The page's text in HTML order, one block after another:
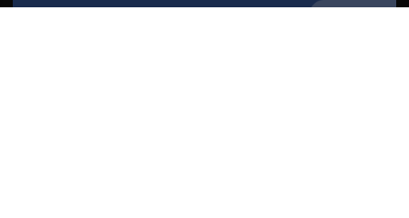
Quienes Somos